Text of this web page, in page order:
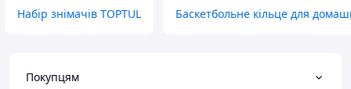
Набір знімачів TOPTUL Баскетбольне кільце для
Покупцям